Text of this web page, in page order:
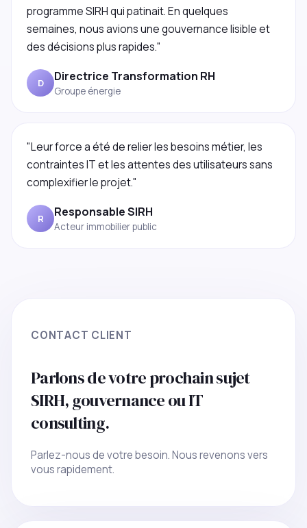
programme SIRH qui patinait. En quelques
semaines, nous avions une gouvernance lisible et
des décisions plus rapides."
D Directrice Transformation RH
Groupe énergie
"Leur force a été de relier les besoins métier, les
contraintes IT et les attentes des utilisateurs sans
complexifier le projet."
R Responsable SIRH
Acteur immobilier public
CONTACT CLIENT
Parlons de votre prochain sujet
SIRH, gouvernance ou IT
consulting.
Parlez-nous de votre besoin. Nous revenons vers
vous rapidement.